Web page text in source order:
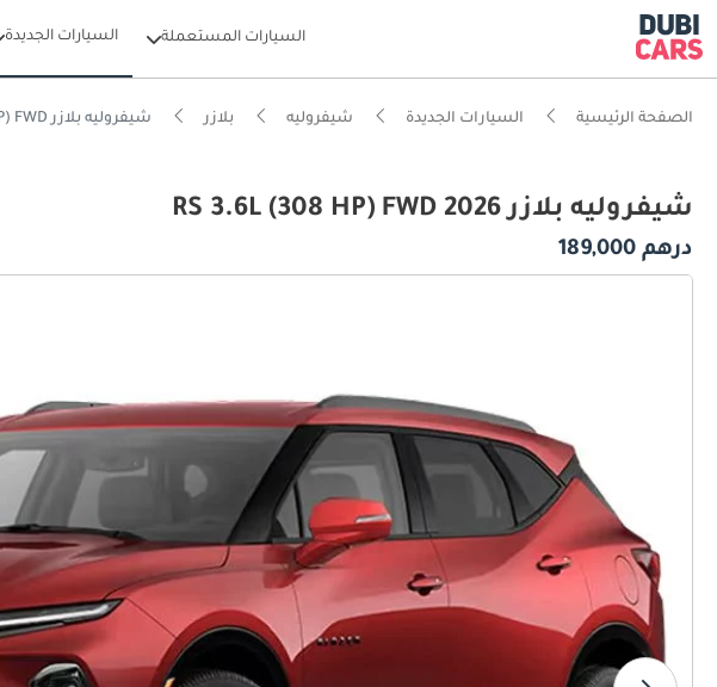
السيارات المستعملة السيارات الجديدة
الصفحة الرئيسية السيارات الجديدة شيفروليه بلازر شيفروليه بلازر RS 3.6L (308 HP) FWD
شيفروليه بلازر RS 3.6L (308 HP) FWD 2026
درهم 189,000